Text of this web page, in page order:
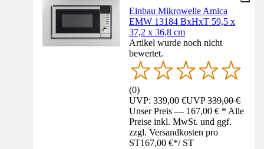
Einbau Mikrowelle Amica
EMW 13184 BxHxT 59,5 x
37,2 x 36,8 cm
Artikel wurde noch nicht
bewertet.
(0)
UVP: 339,00 €UVP339,00 €
Unser Preis — 167,00 € * Alle
Preise inkl. MwSt. und ggf.
zzgl. Versandkosten pro
ST167,00 €*/ ST